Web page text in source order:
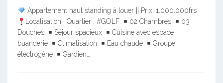
Appartement haut standing à louer || Prix: 1.000.000frs
Localisation | Quartier : #GOLF
02 Chambres
03
Douches
Séjour spacieux
Cuisine avec espace
buanderie
Climatisation Eau chaude
Groupe
électrogène
Gardien…